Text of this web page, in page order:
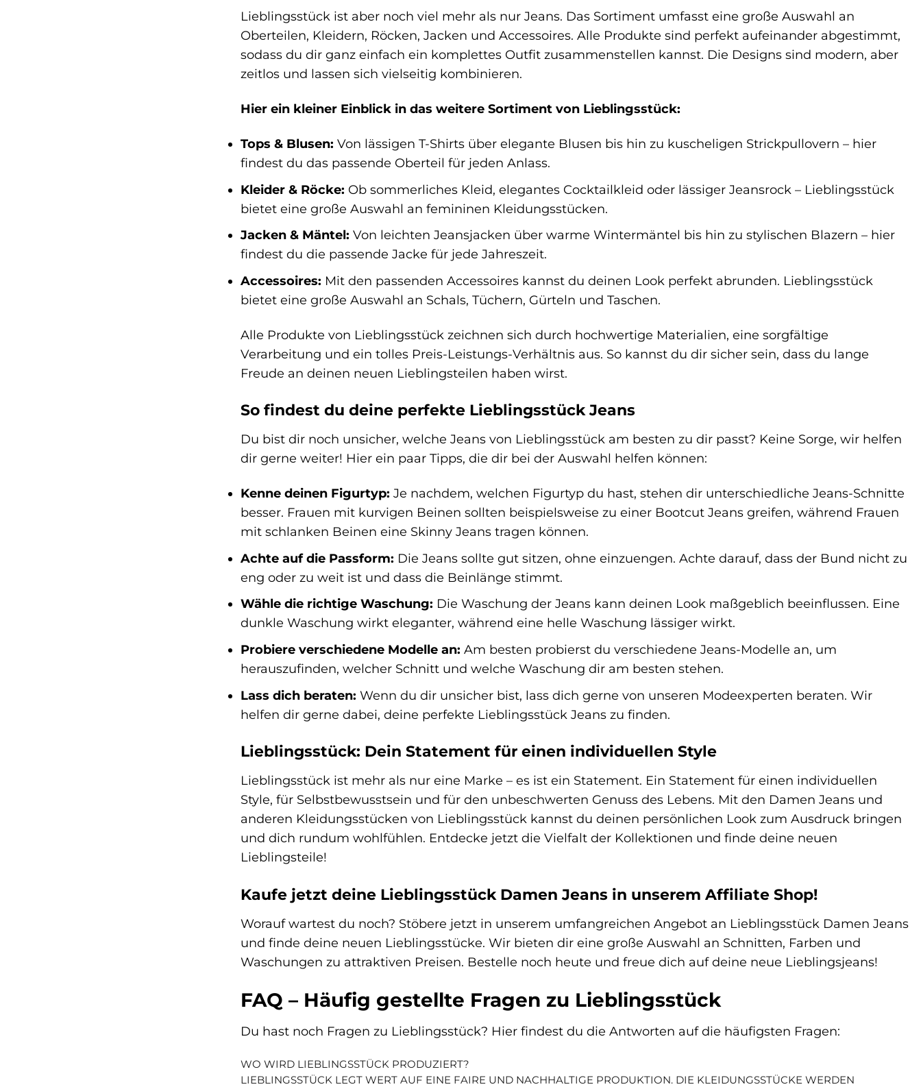
Lieblingsstück ist aber noch viel mehr als nur Jeans. Das Sortiment umfasst eine große Auswahl an
Oberteilen, Kleidern, Röcken, Jacken und Accessoires. Alle Produkte sind perfekt aufeinander abgestimmt,
sodass du dir ganz einfach ein komplettes Outfit zusammenstellen kannst. Die Designs sind modern, aber
zeitlos und lassen sich vielseitig kombinieren.
Hier ein kleiner Einblick in das weitere Sortiment von Lieblingsstück:
Tops & Blusen: Von lässigen T-Shirts über elegante Blusen bis hin zu kuscheligen Strickpullovern – hier
findest du das passende Oberteil für jeden Anlass.
Kleider & Röcke: Ob sommerliches Kleid, elegantes Cocktailkleid oder lässiger Jeansrock – Lieblingsstück
bietet eine große Auswahl an femininen Kleidungsstücken.
Jacken & Mäntel: Von leichten Jeansjacken über warme Wintermäntel bis hin zu stylischen Blazern – hier
findest du die passende Jacke für jede Jahreszeit.
Accessoires: Mit den passenden Accessoires kannst du deinen Look perfekt abrunden. Lieblingsstück
bietet eine große Auswahl an Schals, Tüchern, Gürteln und Taschen.
Alle Produkte von Lieblingsstück zeichnen sich durch hochwertige Materialien, eine sorgfältige
Verarbeitung und ein tolles Preis-Leistungs-Verhältnis aus. So kannst du dir sicher sein, dass du lange
Freude an deinen neuen Lieblingsteilen haben wirst.
So findest du deine perfekte Lieblingsstück Jeans
Du bist dir noch unsicher, welche Jeans von Lieblingsstück am besten zu dir passt? Keine Sorge, wir helfen
dir gerne weiter! Hier ein paar Tipps, die dir bei der Auswahl helfen können:
Kenne deinen Figurtyp: Je nachdem, welchen Figurtyp du hast, stehen dir unterschiedliche Jeans-Schnitte
besser. Frauen mit kurvigen Beinen sollten beispielsweise zu einer Bootcut Jeans greifen, während Frauen
mit schlanken Beinen eine Skinny Jeans tragen können.
Achte auf die Passform: Die Jeans sollte gut sitzen, ohne einzuengen. Achte darauf, dass der Bund nicht zu
eng oder zu weit ist und dass die Beinlänge stimmt.
Wähle die richtige Waschung: Die Waschung der Jeans kann deinen Look maßgeblich beeinflussen. Eine
dunkle Waschung wirkt eleganter, während eine helle Waschung lässiger wirkt.
Probiere verschiedene Modelle an: Am besten probierst du verschiedene Jeans-Modelle an, um
herauszufinden, welcher Schnitt und welche Waschung dir am besten stehen.
Lass dich beraten: Wenn du dir unsicher bist, lass dich gerne von unseren Modeexperten beraten. Wir
helfen dir gerne dabei, deine perfekte Lieblingsstück Jeans zu finden.
Lieblingsstück: Dein Statement für einen individuellen Style
Lieblingsstück ist mehr als nur eine Marke – es ist ein Statement. Ein Statement für einen individuellen
Style, für Selbstbewusstsein und für den unbeschwerten Genuss des Lebens. Mit den Damen Jeans und
anderen Kleidungsstücken von Lieblingsstück kannst du deinen persönlichen Look zum Ausdruck bringen
und dich rundum wohlfühlen. Entdecke jetzt die Vielfalt der Kollektionen und finde deine neuen
Lieblingsteile!
Kaufe jetzt deine Lieblingsstück Damen Jeans in unserem Affiliate Shop!
Worauf wartest du noch? Stöbere jetzt in unserem umfangreichen Angebot an Lieblingsstück Damen Jeans
und finde deine neuen Lieblingsstücke. Wir bieten dir eine große Auswahl an Schnitten, Farben und
Waschungen zu attraktiven Preisen. Bestelle noch heute und freue dich auf deine neue Lieblingsjeans!
FAQ – Häufig gestellte Fragen zu Lieblingsstück
Du hast noch Fragen zu Lieblingsstück? Hier findest du die Antworten auf die häufigsten Fragen:
WO WIRD LIEBLINGSSTÜCK PRODUZIERT?
LIEBLINGSSTÜCK LEGT WERT AUF EINE FAIRE UND NACHHALTIGE PRODUKTION. DIE KLEIDUNGSSTÜCKE WERDEN